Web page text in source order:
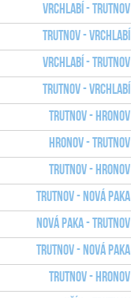
Vrchlabí - Trutnov
Trutnov - Vrchlabí
Vrchlabí - Trutnov
Trutnov - Vrchlabí
Trutnov - Hronov
Hronov - Trutnov
Trutnov - Hronov
Trutnov - Nová Paka
Nová Paka - Trutnov
Trutnov - Nová Paka
Trutnov - Hronov